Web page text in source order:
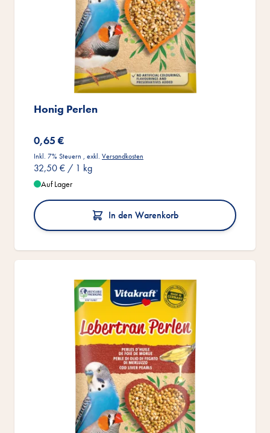
Honig Perlen
0,65 €
Inkl. 7% Steuern , exkl. Versandkosten
32,50 € / 1 kg
Auf Lager
In den Warenkorb